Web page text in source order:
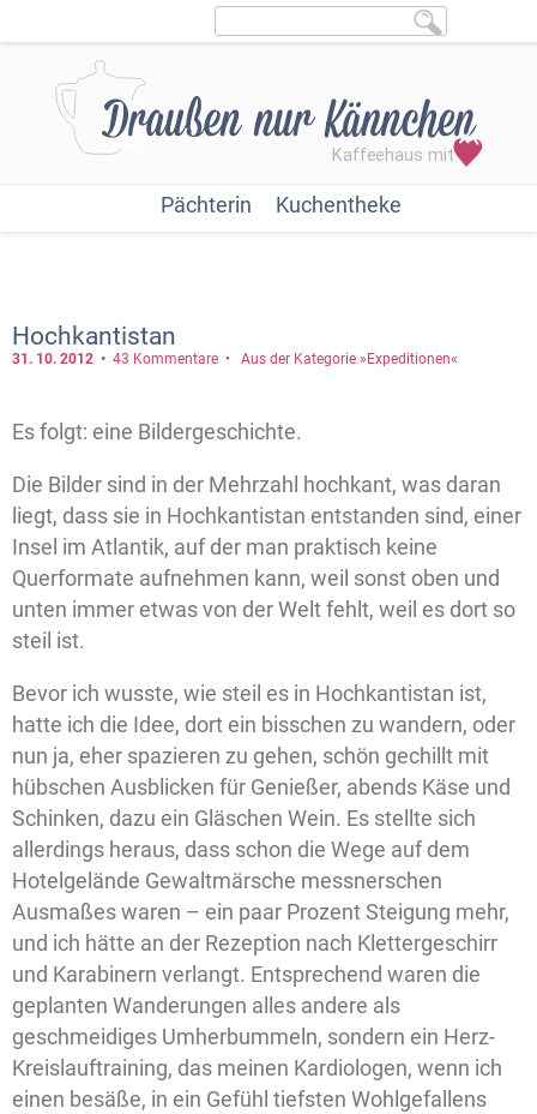
Pächterin Kuchentheke
Hochkantistan
31. 10. 2012 43 Kommentare Aus der Kategorie »Expeditionen«
Es folgt: eine Bildergeschichte.
Die Bilder sind in der Mehrzahl hochkant, was daran
liegt, dass sie in Hochkantistan entstanden sind, einer
Insel im Atlantik, auf der man praktisch keine
Querformate aufnehmen kann, weil sonst oben und
unten immer etwas von der Welt fehlt, weil es dort so
steil ist.
Bevor ich wusste, wie steil es in Hochkantistan ist,
hatte ich die Idee, dort ein bisschen zu wandern, oder
nun ja, eher spazieren zu gehen, schön gechillt mit
hübschen Ausblicken für Genießer, abends Käse und
Schinken, dazu ein Gläschen Wein. Es stellte sich
allerdings heraus, dass schon die Wege auf dem
Hotelgelände Gewaltmärsche messnerschen
Ausmaßes waren – ein paar Prozent Steigung mehr,
und ich hätte an der Rezeption nach Klettergeschirr
und Karabinern verlangt. Entsprechend waren die
geplanten Wanderungen alles andere als
geschmeidiges Umherbummeln, sondern ein Herz-
Kreislauftraining, das meinen Kardiologen, wenn ich
einen besäße, in ein Gefühl tiefsten Wohlgefallens